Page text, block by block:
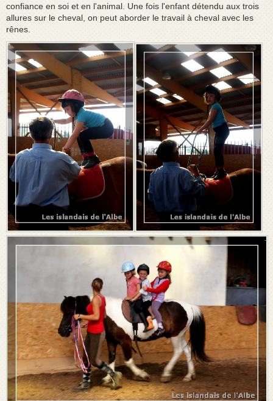
confiance en soi et en l'animal. Une fois l'enfant détendu aux trois
allures sur le cheval, on peut aborder le travail à cheval avec les
rênes.